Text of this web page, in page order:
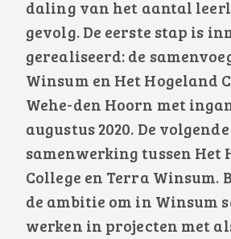
daling van het aantal
gevolg. De eerste stap is
gerealiseerd: de
Winsum en Het Hogeland
Wehe-den Hoorn met
augustus 2020. De
samenwerking tussen Het
College en Terra Winsum.
de ambitie om in Winsum
werken in projecten met